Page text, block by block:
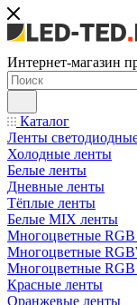
Интернет-магазин
Каталог
Ленты
Холодные ленты
Белые ленты
Дневные ленты
Тёплые ленты
Белые MIX ленты
Многоцветные
Многоцветные
Многоцветные
Красные ленты
Оранжевые ленты